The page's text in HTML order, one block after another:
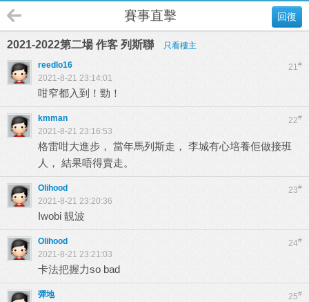
回復
賽事直擊
2021-2022第二場 作客 列斯聯 只看樓主
21#
reedlo16
2021-8-21 23:14:01
咁窄都入到！勁！
22#
kmman
2021-8-21 23:16:53
格雷咁大進步， 當年馬列斯走， 李城有心培養佢做接班
人， 結果唔得賣走。
23#
Olihood
2021-8-21 23:20:36
Iwobi 靚波
24#
Olihood
2021-8-21 23:21:03
卡法把握力so bad
25#
彈地